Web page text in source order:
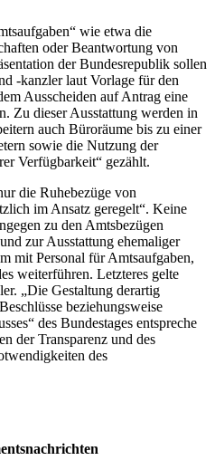
wie etwa die
oder Beantwortung von
der Bundesrepublik sollen
-kanzler laut Vorlage für den
Ausscheiden auf Antrag eine
Zu dieser Ausstattung werden in
auch Büroräume bis zu einer
sowie die Nutzung der
Verfügbarkeit“ gezählt.
die Ruhebezüge von
im Ansatz geregelt“. Keine
zu den Amtsbezügen
zur Ausstattung ehemaliger
mit Personal für Amtsaufgaben,
weiterführen. Letzteres gelte
„Die Gestaltung derartig
beziehungsweise
des Bundestages entspreche
der Transparenz und des
des